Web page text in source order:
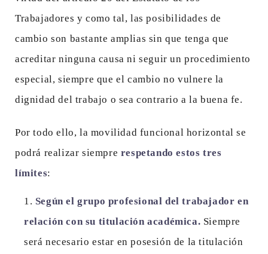
Trabajadores y como tal, las posibilidades de
cambio son bastante amplias sin que tenga que
acreditar ninguna causa ni seguir un procedimiento
especial, siempre que el cambio no vulnere la
dignidad del trabajo o sea contrario a la buena fe.
Por todo ello, la movilidad funcional horizontal se
podrá realizar siempre respetando estos tres
límites:
Según el grupo profesional del trabajador en
relación con su titulación académica. Siempre
será necesario estar en posesión de la titulación